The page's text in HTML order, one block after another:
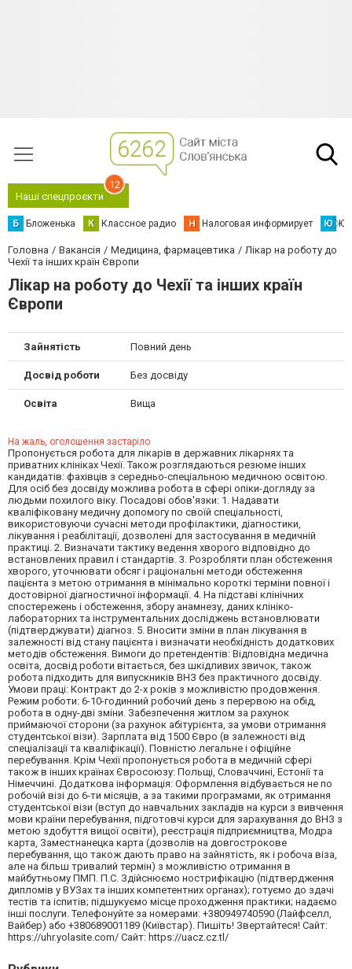
Наші спецпроєкти
12
Б Бложенька К Классное радио Н Налоговая информирует Ю
Головна Вакансія Медицина, фармацевтика
Лікар на роботу до
Чехії та інших країн Європи
Лікар на роботу до Чехії та інших країн
Європи
Зайнятість Повний день
Досвід роботи Без досвіду
Освіта Вища
На жаль, оголошення застаріло
Пропонується робота для лікарів в державних лікарнях та
приватних клініках Чехії. Також розглядаються резюме інших
кандидатів: фахівців з середньо-спеціальною медичною освітою.
Для осіб без досвіду можлива робота в сфері опіки-догляду за
людьми похилого віку. Посадові обов'язки: 1. Надавати
кваліфіковану медичну допомогу по своїй спеціальності,
використовуючи сучасні методи профілактики, діагностики,
лікування і реабілітації, дозволені для застосування в медичній
практиці. 2. Визначати тактику ведення хворого відповідно до
встановлених правил і стандартів. 3. Розробляти план обстеження
хворого, уточнювати обсяг і раціональні методи обстеження
пацієнта з метою отримання в мінімально короткі терміни повної і
достовірної діагностичної інформації. 4. На підставі клінічних
спостережень і обстеження, збору анамнезу, даних клініко-
лабораторних та інструментальних досліджень встановлювати
(підтверджувати) діагноз. 5. Вносити зміни в план лікування в
залежності від стану пацієнта і визначати необхідність додаткових
методів обстеження. Вимоги до претендентів: Відповідна медична
освіта, досвід роботи вітається, без шкідливих звичок, також
робота підходить для випускників ВНЗ без практичного досвіду.
Умови праці: Контракт до 2-х років з можливістю продовження.
Режим роботи: 6-10-годинний робочий день з перервою на обід,
робота в одну-дві зміни. Забезпечення житлом за рахунок
приймаючої сторони (за рахунок абітурієнта, за умови отримання
студентської візи). Зарплата від 1500 Євро (в залежності від
спеціалізації та кваліфікації). Повністю легальне і офіційне
перебування. Крім Чехії пропонується робота в медичній сфері
також в інших країнах Євросоюзу: Польщі, Словаччині, Естонії та
Німеччині. Додаткова інформація: Оформлення відбувається не по
робочій візі до 6-ти місяців, а за такими програмами, як отримання
студентської візи (вступ до навчальних закладів на курси з вивчення
мови країни перебування, підготовчі курси для зарахування до ВНЗ з
метою здобуття вищої освіти), реєстрація підприємництва, Модра
карта, Заместнанецка карта (дозволів на довгострокове
перебування, що також дають право на зайнятість, як і робоча віза,
але на більш тривалий термін) з можливістю отримання в
майбутньому ПМП. П.С. Здійснюємо нострифікацію (підтвердження
дипломів у ВУЗах та інших компетентних органах); готуємо до здачі
тестів та іспитів; підшукуємо місце проходження практики; надаємо
інші послуги. Телефонуйте за номерами: +380949740590 (Лайфселл,
Вайбер) або +380689001189 (Київстар). Пишіть! Звертайтеся! Сайт:
https://uhr.yolasite.com/ Сайт: https://uacz.cz.tl/